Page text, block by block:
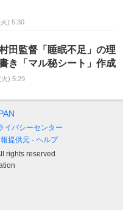
) 5:30
田監督「睡眠不足」の理
き「マル秘シート」作成
) 5:29
イバシーセンター
提供元
ヘルプ
rights reserved